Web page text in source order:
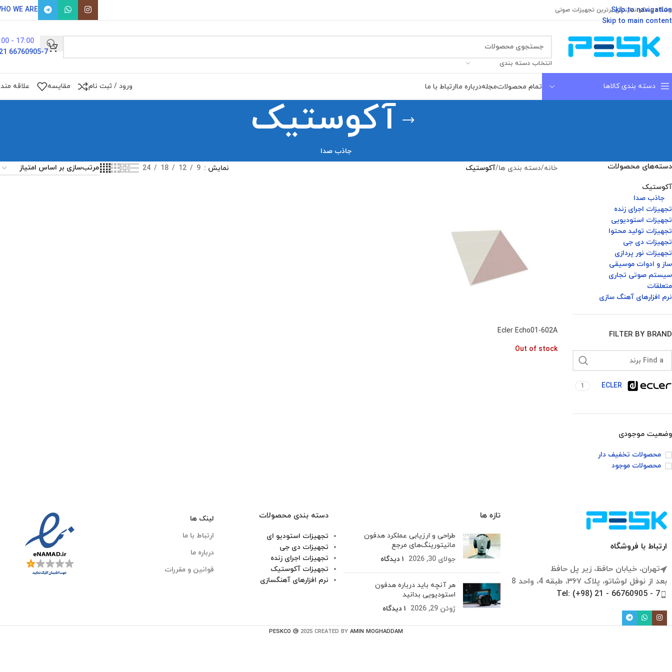
Skip to navigation
Skip to main content
پسکو نمایندگی برترین تجهیزات صوتی WE ARE
انتخاب دسته بندی
17:00 - 9:00
66760905-7 021
دسته بندی کالاها تمام محصولاتمجلهدرباره ماارتباط با ما ورود / ثبت نام مقایسه علاقه
آکوستیک
جاذب صدا
دسته‌های محصولات
آکوستیک
جاذب صدا
تجهیزات اجرای زنده
تجهیزات استودیویی
تجهیزات تولید محتوا
تجهیزات دی جی
تجهیزات نور پردازی
ساز و ادوات موسیقی
سیستم صوتی تجاری
متعلقات
نرم افزارهای آهنگ سازی
FILTER BY BRAND
ECLER
1
وضعیت موجودی
محصولات تخفیف دار
محصولات موجود
خانه/دسته بندی ها/آکوستیک نمایش 9
12
18
24
Ecler Echo01-602A
Out of stock
ارتباط با فروشگاه
تهران، خیابان حافظ، زیر پل حافظ
بعد از نوفل لوشاتو، پلاک ۳۶۷، طبقه 4، واحد 8
Tel: (+98) 21 - 66760905 - 7
تازه ها
طراحی و ارزیابی عملکرد هدفون‌
مانیتورینگ‌های مرجع
جولای 30, 2026
۱ دیدگاه
هر آنچه باید درباره هدفون
استودیویی بدانید
ژوئن 29, 2026
۱ دیدگاه
دسته بندی محصولات
تجهیزات استودیو ای
تجهیزات دی جی
تجهیزات اجرای زنده
تجهیزات آکوستیک
نرم افزارهای آهنگسازی
لینک ها
ارتباط با ما
درباره ما
قوانین و مقررات
PESKCO 2025 CREATED BY AMIN MOGHADDAM